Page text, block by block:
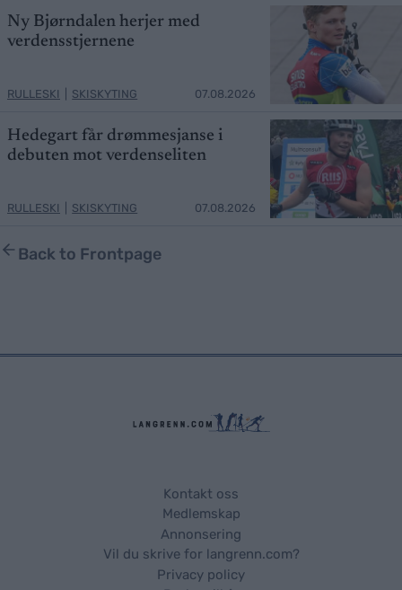
Ny Bjørndalen herjer med
verdensstjernene
RULLESKI SKISKYTING 07.08.2026
Hedegart får drømmesjanse i
debuten mot verdenseliten
RULLESKI SKISKYTING 07.08.2026
Back to Frontpage
Kontakt oss
Medlemskap
Annonsering
Vil du skrive for langrenn.com?
Privacy policy